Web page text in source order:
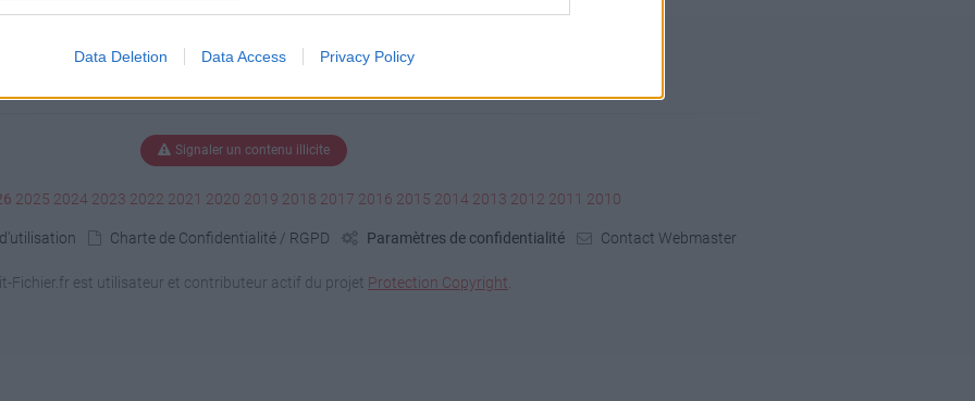
Data Deletion Data Access Privacy Policy
Signaler un contenu illicite
2025 2024 2023 2022 2021 2020 2019 2018 2017 2016 2015 2014 2013 2012 2011 2010
Charte de Confidentialité / RGPD Paramètres de confidentialité Contact Webmaster
Fichier.fr est utilisateur et contributeur actif du projet Protection Copyright